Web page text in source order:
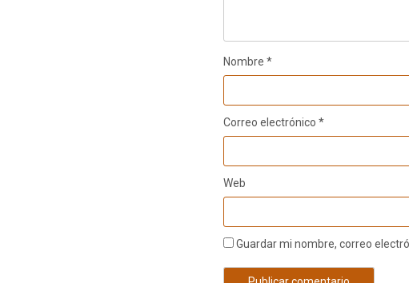
Nombre *
Correo electrónico *
Web
Guardar mi nombre, correo